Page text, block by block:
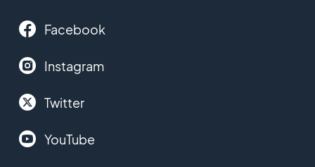
Facebook
Instagram
Twitter
YouTube